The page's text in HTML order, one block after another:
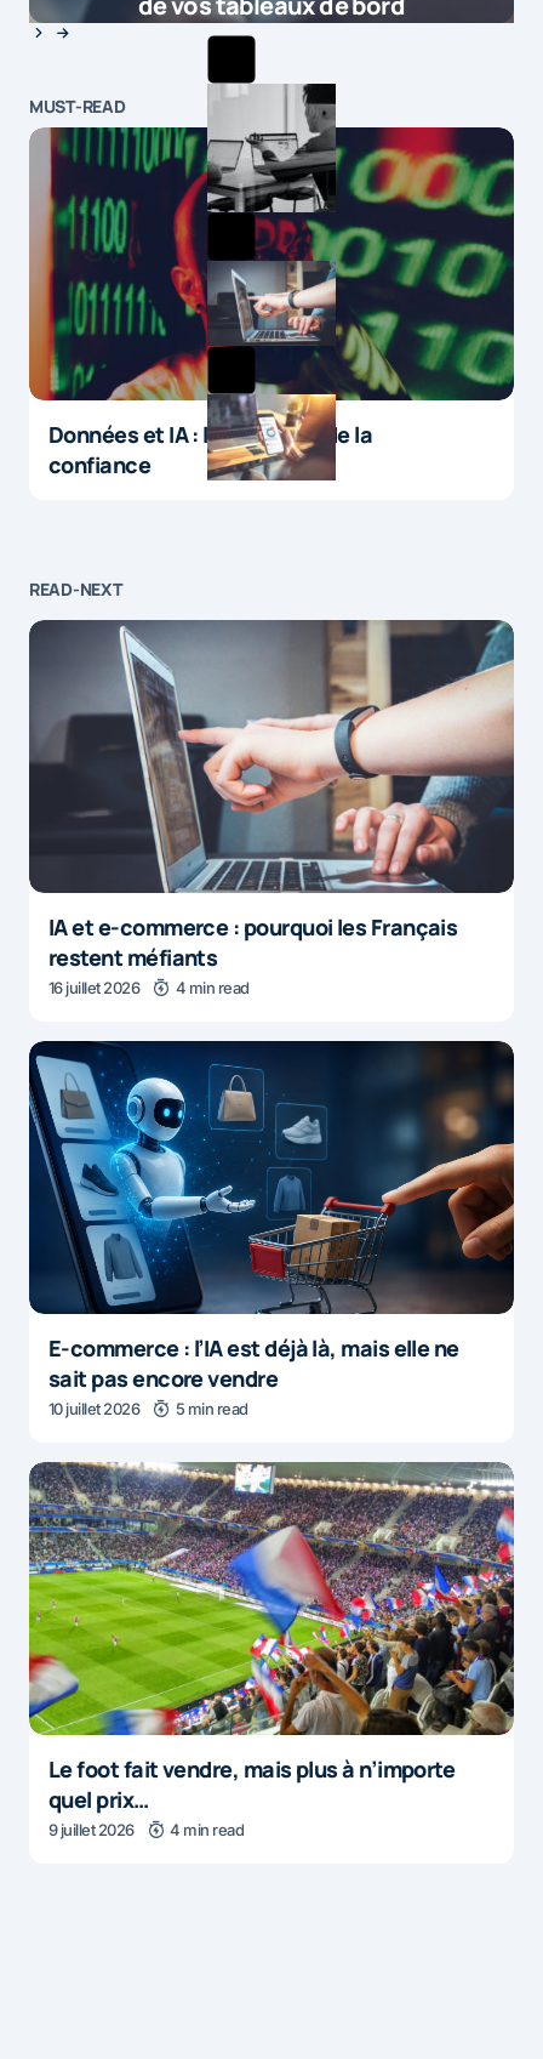
MUST-READ
Données et IA : le paradoxe de la
confiance
READ-NEXT
IA et e-commerce : pourquoi les Français
restent méfiants
16 juillet 2026 4 min read
E-commerce : l’IA est déjà là, mais elle ne
sait pas encore vendre
10 juillet 2026 5 min read
Le foot fait vendre, mais plus à n’importe
quel prix…
9 juillet 2026 4 min read